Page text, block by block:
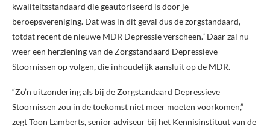
kwaliteitsstandaard die geautoriseerd is door je
beroepsvereniging. Dat was in dit geval dus de zorgstandaard,
totdat recent de nieuwe MDR Depressie verscheen.” Daar zal nu
weer een herziening van de Zorgstandaard Depressieve
Stoornissen op volgen, die inhoudelijk aansluit op de MDR.
“Zo’n uitzondering als bij de Zorgstandaard Depressieve
Stoornissen zou in de toekomst niet meer moeten voorkomen,”
zegt Toon Lamberts, senior adviseur bij het Kennisinstituut van de